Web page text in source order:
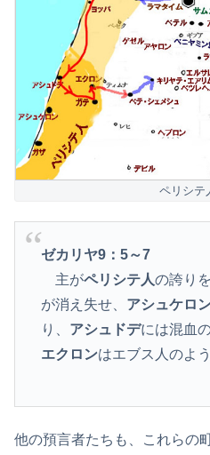
ペリシテ
ゼカリヤ9：5～7
主がペリシテ人の誇り
が消え失せ、 アシュケロ
り、 アシュドデには混血
エクロンはエブス人のよ
他の預言者たちも、これらの